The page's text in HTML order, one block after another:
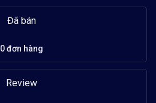
Đã bán
0 đơn hàng
Review